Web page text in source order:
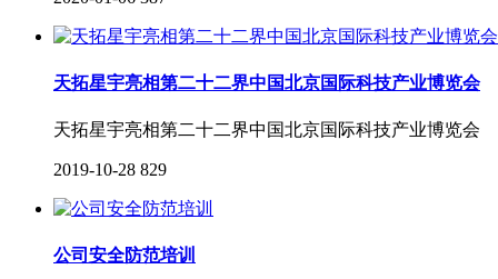
天拓星宇亮相第二十二界中国北京国际科技产业博览会
天拓星宇亮相第二十二界中国北京国际科技产业博览会
2019-10-28 829
公司安全防范培训